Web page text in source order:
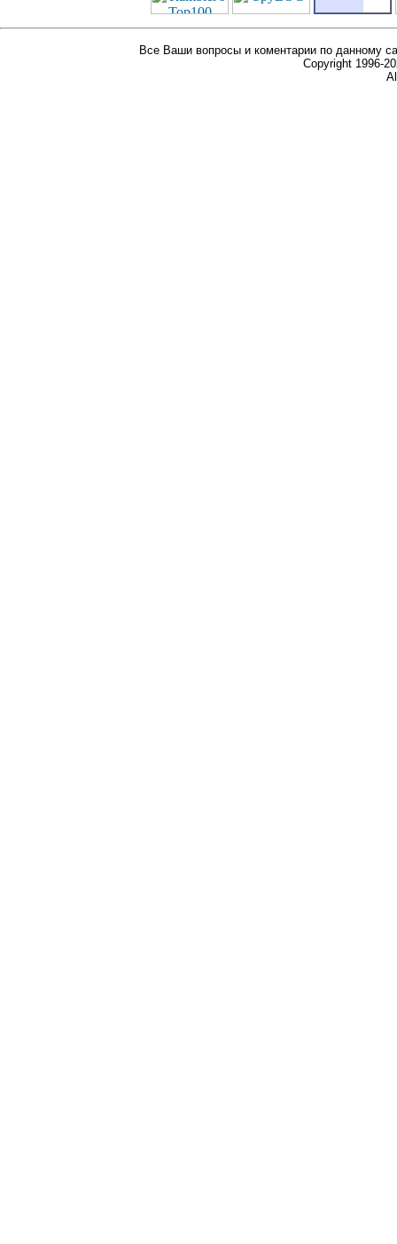
Все Ваши вопросы и коментарии по данному
Copyright 1996-